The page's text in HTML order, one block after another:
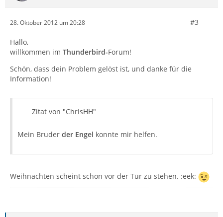
28. Oktober 2012 um 20:28 #3
Hallo,
willkommen im Thunderbird-Forum!
Schön, dass dein Problem gelöst ist, und danke für die
Information!
Zitat von "ChrisHH"
Mein Bruder der Engel konnte mir helfen.
Weihnachten scheint schon vor der Tür zu stehen. :eek: